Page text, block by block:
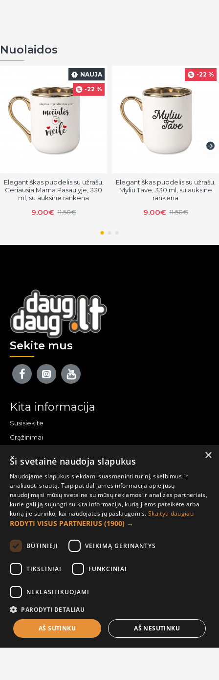
Į KREPŠELĮ
Nuolaidos
NAUJA
-22 %
Elegantiškas puodelis su užrašu,
Geriausia Mama Pasaulyje, 330
ml, su auksine rankena
9.00€ 11.50€
-22 %
Elegantiškas puodelis su užrašu,
Myliu Tave, 330 ml, su auksine
rankena
9.00€ 11.50€
Sekite mus
Kita informacija
Susisiekite
Grąžinimai
Pirkėjo paskyra
Mano paskyra
Užsakymai
Naujienlaiškiai
Informacija užsakovui
Apie mus
Pristatymo informacija
Privatumo ir slapukų politika
Sąlygos ir taisyklės
×
Ši svetainė naudoja slapukus
Naudojame slapukus siekdami suasmeninti turinį, skelbimus ir
analizuoti srautą. Taip pat dalijamės informacija apie jūsų
naudojimąsi mūsų svetaine su mūsų reklamos ir analizės partneriais,
kurie gali ją sujungti su kita informacija, kurią jiems pateikėte arba
kurią jie surinko, kai naudojatės jų paslaugomis.Skaityti daugiau
RODYTI VISUS PARTNERIUS (1900) →
BŪTINIEJI VEIKIMĄ GERINANTYS
TIKSLINIAI FUNKCINIAI
NEKLASIFIKUOJAMI
PARODYTI DETALIAU
AŠ SUTINKU AŠ NESUTINKU